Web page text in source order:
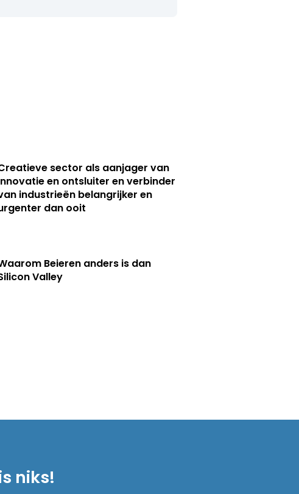
sector als aanjager van
en ontsluiter en verbinder
industrieën belangrijker en
dan ooit
Beieren anders is dan
Valley
niks!